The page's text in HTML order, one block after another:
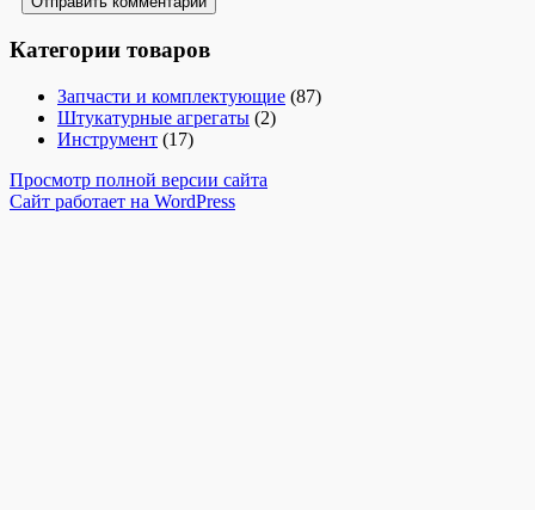
Категории товаров
Запчасти и комплектующие (87)
Штукатурные агрегаты (2)
Инструмент (17)
Просмотр полной версии сайта
Сайт работает на WordPress